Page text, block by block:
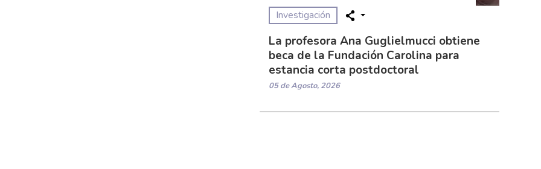
Investigación
La profesora Ana Guglielmucci obtiene
beca de la Fundación Carolina para
estancia corta postdoctoral
05 de Agosto, 2026